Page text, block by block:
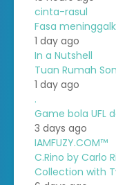
cinta-rasul
Fasa
1 day ago
In a Nutshell
Tuan Rumah
1 day ago
.
Game bola UFL
3 days ago
IAMFUZY.COM™
C.Rino by Carlo
Collection with